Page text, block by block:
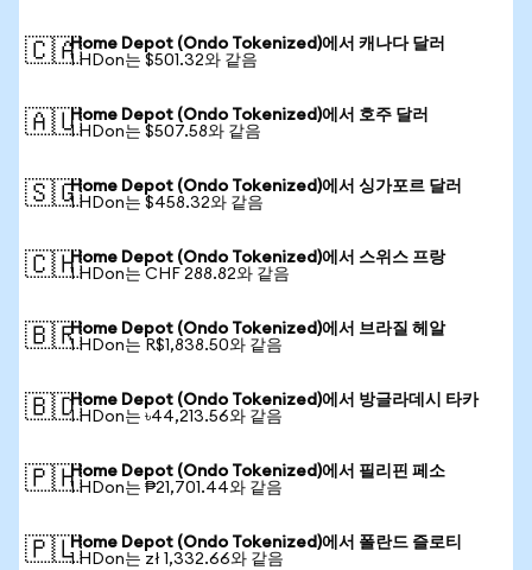
🇨🇦Home Depot (Ondo Tokenized)에서 캐나다 달러
1 HDon는 $501.32와 같음
🇦🇺Home Depot (Ondo Tokenized)에서 호주 달러
1 HDon는 $507.58와 같음
🇸🇬Home Depot (Ondo Tokenized)에서 싱가포르 달러
1 HDon는 $458.32와 같음
🇨🇭Home Depot (Ondo Tokenized)에서 스위스 프랑
1 HDon는 CHF 288.82와 같음
🇧🇷Home Depot (Ondo Tokenized)에서 브라질 헤알
1 HDon는 R$1,838.50와 같음
🇧🇩Home Depot (Ondo Tokenized)에서 방글라데시 타카
1 HDon는 ৳44,213.56와 같음
🇵🇭Home Depot (Ondo Tokenized)에서 필리핀 페소
1 HDon는 ₱21,701.44와 같음
🇵🇱Home Depot (Ondo Tokenized)에서 폴란드 즐로티
1 HDon는 zł 1,332.66와 같음